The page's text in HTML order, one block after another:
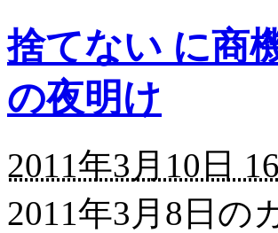
捨てない に商
の夜明け
2011年3月10日
2011年3月8日の